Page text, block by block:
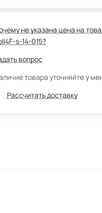
не указана цена на
s-14-015?
вопрос
товара уточняйте у
Рассчитать доставку